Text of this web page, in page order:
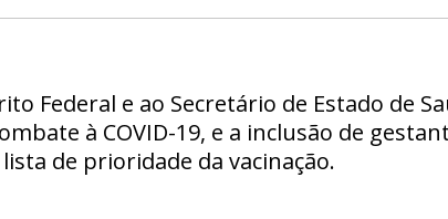
Federal e ao Secretário de Estado de
à COVID-19, e a inclusão de
de prioridade da vacinação.